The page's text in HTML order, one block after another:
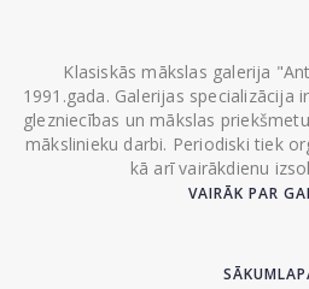
Klasiskās mākslas galerija
1991.gada. Galerijas specializācija
glezniecības un mākslas
mākslinieku darbi. Periodiski tiek
kā arī vairākdienu
VAIRĀK PAR